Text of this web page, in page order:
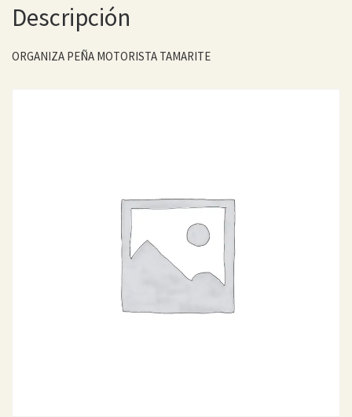
Descripción
ORGANIZA PEÑA MOTORISTA TAMARITE